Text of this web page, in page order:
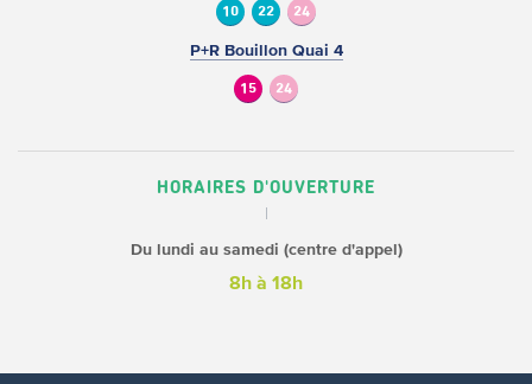
10 22 24
P+R Bouillon Quai 4
15 24
HORAIRES D'OUVERTURE
Du lundi au samedi (centre d'appel)
8h à 18h